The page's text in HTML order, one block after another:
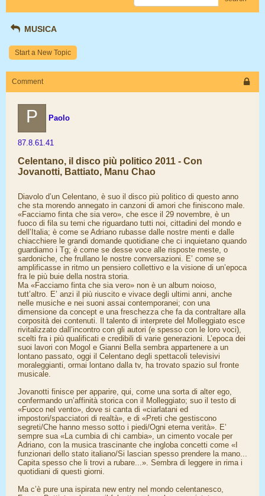
MUSICA
Start a New Topic
Comment
P Paolo
87.8.61.41
Celentano, il disco più politico 2011 - Con
Jovanotti, Battiato, Manu Chao
Diavolo d’un Celentano, è suo il disco più politico di questo anno
che sta morendo annegato in canzoni di amori che finiscono male.
«Facciamo finta che sia vero», che esce il 29 novembre, è un
fuoco di fila su temi che riguardano tutti noi, cittadini del mondo e
dell’Italia; è come se Adriano rubasse dalle nostre menti e dalle
chiacchiere le grandi domande quotidiane che ci inquietano quando
guardiamo i Tg; è come se desse voce alle risposte meste, o
sardoniche, che frullano le nostre conversazioni. E’ come se
amplificasse in ritmo un pensiero collettivo e la visione di un’epoca
fra le più buie della nostra storia.
Ma «Facciamo finta che sia vero» non è un album noioso,
tutt’altro. E’ anzi il più riuscito e vivace degli ultimi anni, anche
nelle musiche e nei suoni assai contemporanei; con una
dimensione da concept e una freschezza che fa da contraltare alla
corposità dei contenuti. Il talento di interprete del Molleggiato esce
rivitalizzato dall’incontro con gli autori (e spesso con le loro voci),
scelti fra i più qualificati e credibili di varie generazioni. L’epoca dei
suoi lavori con Mogol e Gianni Bella sembra appartenere a un
lontano passato, oggi il Celentano degli spettacoli televisivi
moraleggianti, ormai lontano dalla tv, ha trovato spazio sul fronte
musicale.
Jovanotti finisce per apparire, qui, come una sorta di alter ego,
confermando un’affinità storica con il Molleggiato; suo il testo di
«Fuoco nel vento», dove si canta di «ciarlatani ed
impostori/spacciatori di realtà», e di «Preti che gestiscono
segreti/Che hanno messo sotto i piedi/Ogni eterna verità». E’
sempre sua «La cumbia di chi cambia», un cimento vocale per
Adriano, con la musica trascinante che ingloba concetti come «I
funzionari dello stato italiano/Si lascian spesso prendere la mano...
Capita spesso che li trovi a rubare...». Sembra di leggere in rima i
quotidiani di questi giorni.
Ma c’è pure una ispirata new entry nel mondo celentanesco,